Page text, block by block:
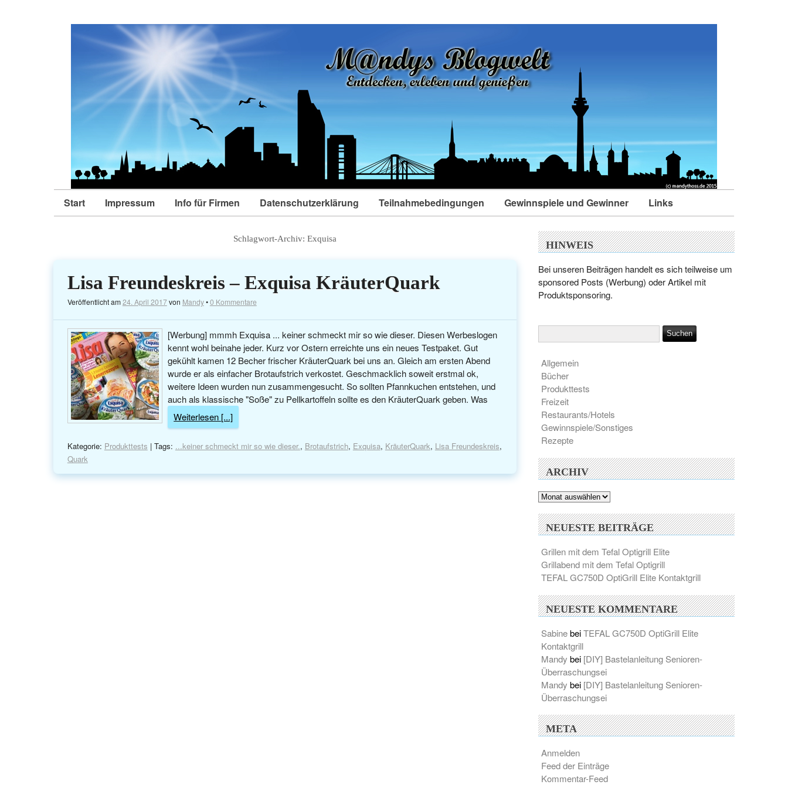
Start Impressum Info für Firmen Datenschutzerklärung Teilnahmebedingungen Gewinnspiele und Gewinner Links
Schlagwort-Archiv:Exquisa
Lisa Freundeskreis – Exquisa KräuterQuark
Veröffentlicht am24. April 2017von Mandy•0 Kommentare
[Werbung] mmmh Exquisa ... keiner schmeckt mir so wie dieser. Diesen Werbeslogen
kennt wohl beinahe jeder. Kurz vor Ostern erreichte uns ein neues Testpaket. Gut
gekühlt kamen 12 Becher frischer KräuterQuark bei uns an. Gleich am ersten Abend
wurde er als einfacher Brotaufstrich verkostet. Geschmacklich soweit erstmal ok,
weitere Ideen wurden nun zusammengesucht. So sollten Pfannkuchen entstehen, und
auch als klassische "Soße" zu Pellkartoffeln sollte es den KräuterQuark geben. Was
Weiterlesen [...]
Kategorie: Produkttests | Tags: ...keiner schmeckt mir so wie dieser., Brotaufstrich, Exquisa, KräuterQuark, Lisa Freundeskreis,
Quark
HINWEIS
Bei unseren Beiträgen handelt es sich teilweise um
sponsored Posts (Werbung) oder Artikel mit
Produktsponsoring.
Allgemein
Bücher
Produkttests
Freizeit
Restaurants/Hotels
Gewinnspiele/Sonstiges
Rezepte
ARCHIV
Archiv
NEUESTE BEITRÄGE
Grillen mit dem Tefal Optigrill Elite
Grillabend mit dem Tefal Optigrill
TEFAL GC750D OptiGrill Elite Kontaktgrill
NEUESTE KOMMENTARE
SabinebeiTEFAL GC750D OptiGrill Elite
Kontaktgrill
Mandy bei [DIY] Bastelanleitung Senioren-
Überraschungsei
Mandy bei [DIY] Bastelanleitung Senioren-
Überraschungsei
META
Anmelden
Feed der Einträge
Kommentar-Feed